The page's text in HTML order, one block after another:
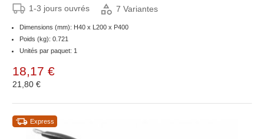
1-3 jours ouvrés 7 Variantes
Dimensions (mm): H40 x L200 x P400
Poids (kg): 0.721
Unités par paquet: 1
18,17 €
21,80 €
Express